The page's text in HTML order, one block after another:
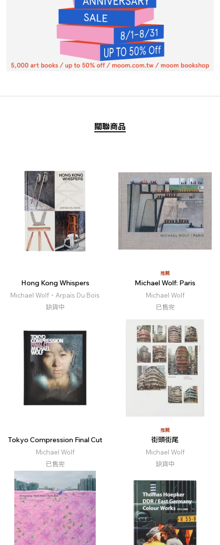
關聯商品
Hong Kong Whispers
Michael Wolf、Arpaïs Du Bois
缺貨中
推薦
Michael Wolf: Paris
Michael Wolf
已售完
Tokyo Compression Final Cut
Michael Wolf
已售完
推薦
街頭街尾
Michael Wolf
缺貨中